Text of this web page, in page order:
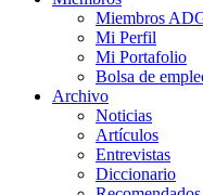
Miembros
Mi Perfil
Mi Portafolio
Bolsa de
Archivo
Noticias
Artículos
Entrevistas
Diccionario